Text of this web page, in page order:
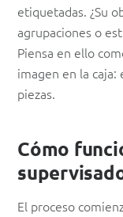
etiquetadas. ¿Su
agrupaciones o
Piensa en ello
imagen en la caja:
piezas.
Cómo
El proceso